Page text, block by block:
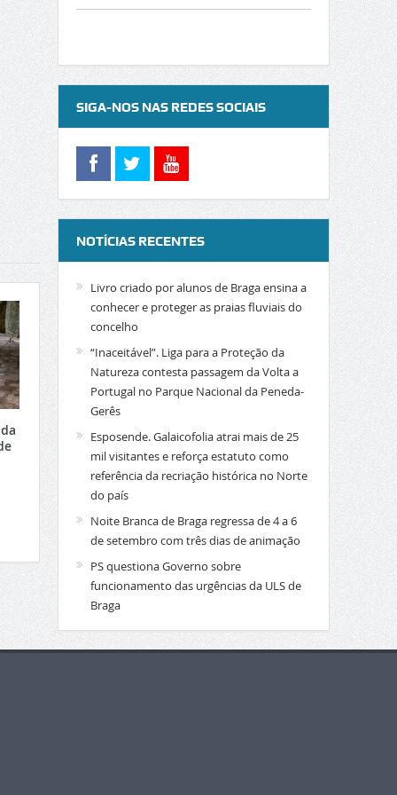
SIGA-NOS NAS REDES SOCIAIS
NOTÍCIAS RECENTES
Livro criado por alunos de Braga ensina a
conhecer e proteger as praias fluviais do
concelho
“Inaceitável”. Liga para a Proteção da
Natureza contesta passagem da Volta a
Portugal no Parque Nacional da Peneda-
Gerês
Esposende. Galaicofolia atrai mais de 25
mil visitantes e reforça estatuto como
referência da recriação histórica no Norte
do país
Noite Branca de Braga regressa de 4 a 6
de setembro com três dias de animação
PS questiona Governo sobre
funcionamento das urgências da ULS de
Braga